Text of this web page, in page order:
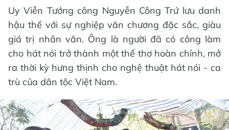
Uy Viễn Tướng công Nguyễn Công Trứ lưu danh
hậu thế với sự nghiệp văn chương đặc sắc, giàu
giá trị nhân văn. Ông là người đã có công làm
cho hát nói trở thành một thể thơ hoàn chỉnh, mở
ra thời kỳ hưng thịnh cho nghệ thuật hát nói - ca
trù của dân tộc Việt Nam.